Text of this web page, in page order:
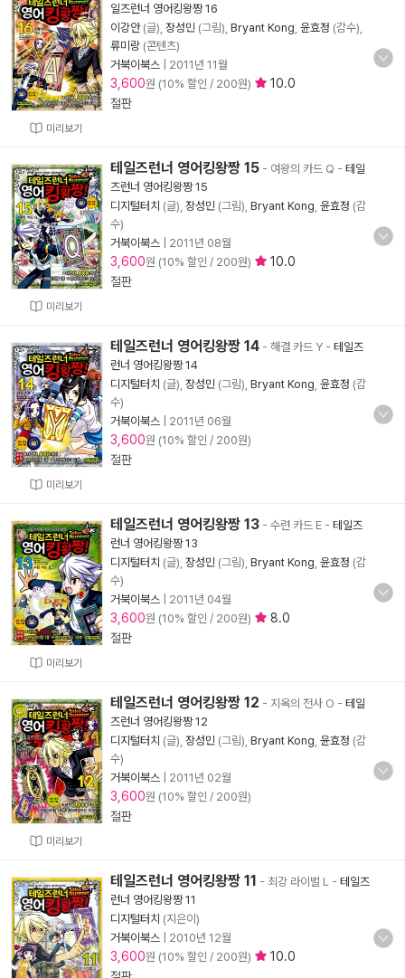
미리보기
일즈런너 영어킹왕짱 16
이강안(글), 장성민 (그림), Bryant Kong 윤효정 (감수),
류미랑 (콘텐츠)
거북이북스
2011년 11월
3,600원 (10% 할인 / 200원)
10.0
절판
미리보기
테일즈런너 영어킹왕짱 15 - 여왕의 카드 Q - 테일
즈런너 영어킹왕짱 15
디지털터치 (글), 장성민 (그림), Bryant Kong 윤효정 (감
수)
거북이북스
2011년 08월
3,600원 (10% 할인 / 200원)
10.0
절판
미리보기
테일즈런너 영어킹왕짱 14 - 해결 카드 Y - 테일즈
런너 영어킹왕짱 14
디지털터치 (글), 장성민 (그림), Bryant Kong 윤효정 (감
수)
거북이북스
2011년 06월
3,600원 (10% 할인 / 200원)
절판
미리보기
테일즈런너 영어킹왕짱 13 - 수련 카드 E - 테일즈
런너 영어킹왕짱 13
디지털터치 (글), 장성민 (그림), Bryant Kong 윤효정 (감
수)
거북이북스
2011년 04월
3,600원 (10% 할인 / 200원)
8.0
절판
미리보기
테일즈런너 영어킹왕짱 12 - 지옥의 전사 O - 테일
즈런너 영어킹왕짱 12
디지털터치 (글), 장성민 (그림), Bryant Kong 윤효정 (감
수)
거북이북스
2011년 02월
3,600원 (10% 할인 / 200원)
절판
테일즈런너 영어킹왕짱 11 - 최강 라이벌 L - 테일즈
런너 영어킹왕짱 11
디지털터치 (지은이)
거북이북스
2010년 12월
3,600원 (10% 할인 / 200원)
10.0